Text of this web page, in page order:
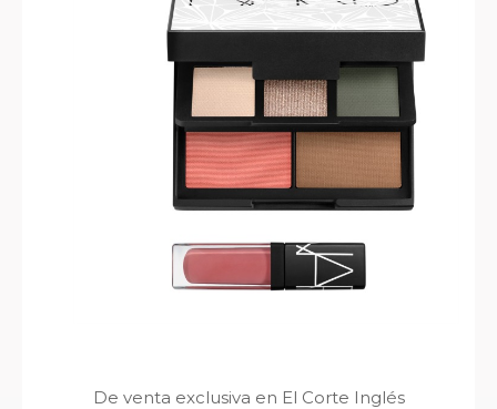
De venta exclusiva en El Corte Inglés